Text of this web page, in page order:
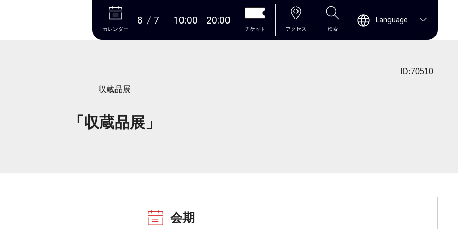
本文へ
カレンダー
8 7 10:00 20:00
チケット アクセス 検索
Language
ID:70510
収蔵品展
「収蔵品展」
会期